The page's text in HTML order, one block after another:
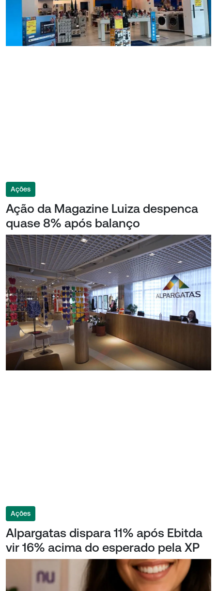
Ações
Ação da Magazine Luiza despenca
quase 8% após balanço
Ações
Alpargatas dispara 11% após Ebitda
vir 16% acima do esperado pela XP